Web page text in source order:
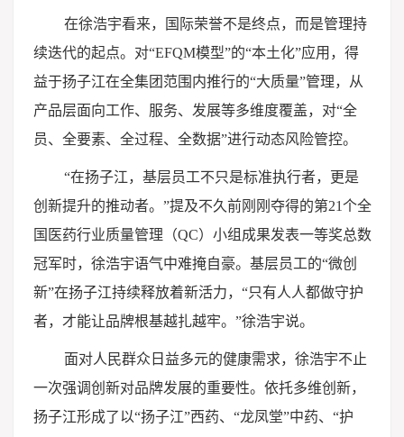
在徐浩宇看来，国际荣誉不是终点，而是管理持
续迭代的起点。对“EFQM模型”的“本土化”应用，得
益于扬子江在全集团范围内推行的“大质量”管理，从
产品层面向工作、服务、发展等多维度覆盖，对“全
员、全要素、全过程、全数据”进行动态风险管控。
“在扬子江，基层员工不只是标准执行者，更是
创新提升的推动者。”提及不久前刚刚夺得的第21个全
国医药行业质量管理（QC）小组成果发表一等奖总数
冠军时，徐浩宇语气中难掩自豪。基层员工的“微创
新”在扬子江持续释放着新活力，“只有人人都做守护
者，才能让品牌根基越扎越牢。”徐浩宇说。
面对人民群众日益多元的健康需求，徐浩宇不止
一次强调创新对品牌发展的重要性。依托多维创新，
扬子江形成了以“扬子江”西药、“龙凤堂”中药、“护